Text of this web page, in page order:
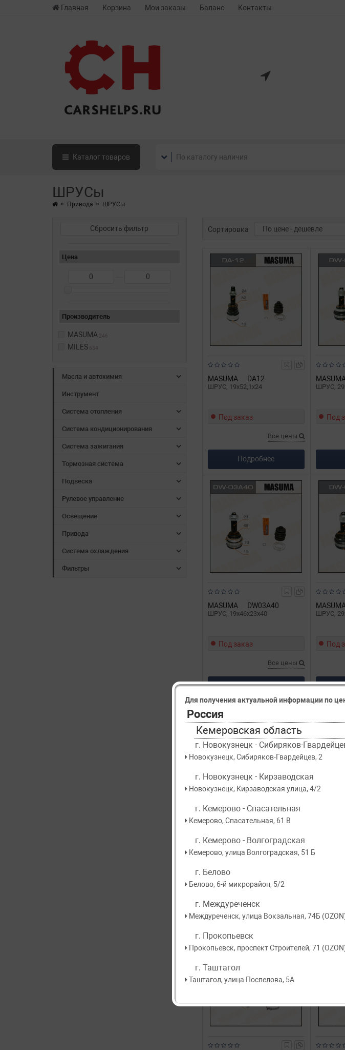
Для получения актуальной информации по
Россия
Кемеровская область
г. Новокузнецк - Сибиряков-
​Новокузнецк, Сибиряков-Гвардейцев, 2
г. Новокузнецк - Кирзаводская
Новокузнецк, Кирзаводская улица, 4/2
г. Кемерово - Спасательная
Кемерово, Спасательная, 61 В
г. Кемерово - Волгоградская
Кемерово, улица Волгоградская, 51 Б
г. Белово
Белово, 6-й микрорайон, 5/2
г. Междуреченск
Междуреченск, улица Вокзальная, 74Б
г. Прокопьевск
Прокопьевск, проспект Строителей, 71
г. Таштагол
Таштагол, улица Поспелова, 5А
Главная Корзина Мои заказы Баланс Контакты
Каталогтоваров
ШРУСы
Привода ШРУСы
Сбросить фильтр
Цена
Производитель
MASUMA 246
MILES 654
Масла и автохимия
Инструмент
Система отопления
Система кондиционирования
Система зажигания
Тормозная система
Подвеска
Рулевое управление
Освещение
Привода
Система охлаждения
Фильтры
Сортировка
MASUMA DA12
ШРУС, 19x52,1x24
Под заказ
Все цены
Подробнее
ШРУС,
Под
MASUMA DW03A40
ШРУС, 19x46x23x40
Под заказ
Все цены
Подробнее
ШРУС,
Под
ШРУС
Под заказ
Все цены
Подробнее